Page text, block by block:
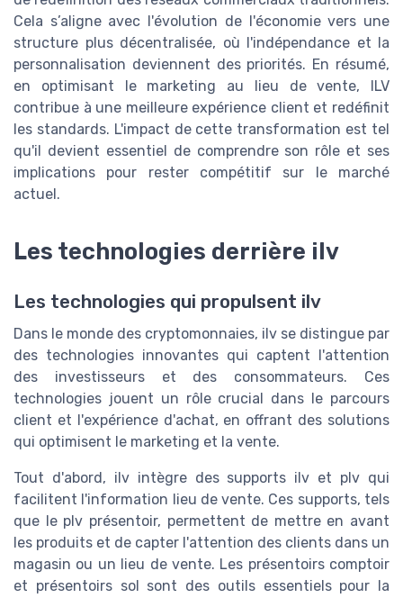
Cela s’aligne avec l'évolution de l'économie vers une
structure plus décentralisée, où l'indépendance et la
personnalisation deviennent des priorités. En résumé,
en optimisant le marketing au lieu de vente, ILV
contribue à une meilleure expérience client et redéfinit
les standards. L'impact de cette transformation est tel
qu'il devient essentiel de comprendre son rôle et ses
implications pour rester compétitif sur le marché
actuel.
Les technologies derrière ilv
Les technologies qui propulsent ilv
Dans le monde des cryptomonnaies, ilv se distingue par
des technologies innovantes qui captent l'attention
des investisseurs et des consommateurs. Ces
technologies jouent un rôle crucial dans le parcours
client et l'expérience d'achat, en offrant des solutions
qui optimisent le marketing et la vente.
Tout d'abord, ilv intègre des supports ilv et plv qui
facilitent l'information lieu de vente. Ces supports, tels
que le plv présentoir, permettent de mettre en avant
les produits et de capter l'attention des clients dans un
magasin ou un lieu de vente. Les présentoirs comptoir
et présentoirs sol sont des outils essentiels pour la